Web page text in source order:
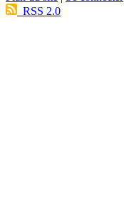
RSS 2.0